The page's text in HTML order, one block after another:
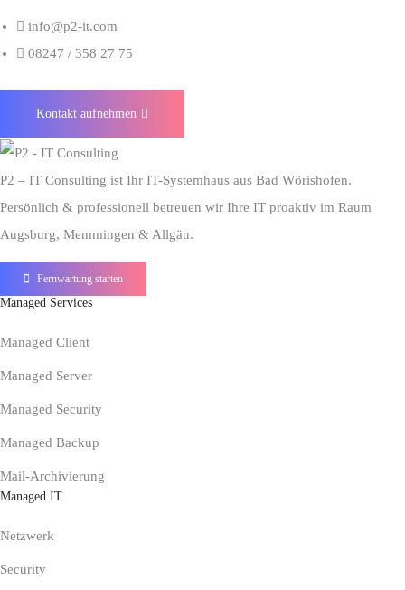
info@p2-it.com
08247 / 358 27 75
Kontakt aufnehmen
P2 – IT Consulting ist Ihr IT-Systemhaus aus Bad Wörishofen.
Persönlich & professionell betreuen wir Ihre IT proaktiv im Raum
Augsburg, Memmingen & Allgäu.
Fernwartung starten
Managed Services
Managed Client
Managed Server
Managed Security
Managed Backup
Mail-Archivierung
Managed IT
Netzwerk
Security